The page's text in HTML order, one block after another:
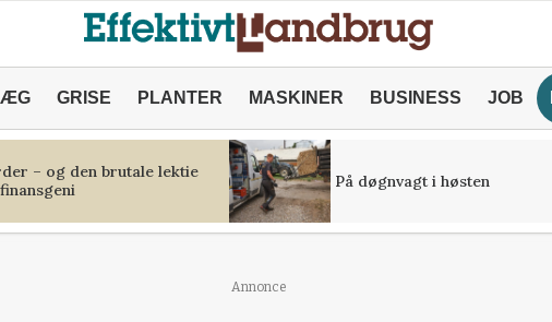
GRISE PLANTER MASKINER BUSINESS JOB
– og den brutale lektie
På døgnvagt i høsten
Annonce